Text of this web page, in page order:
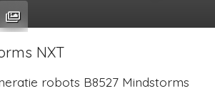
NXT
robots B8527 Mindstorms